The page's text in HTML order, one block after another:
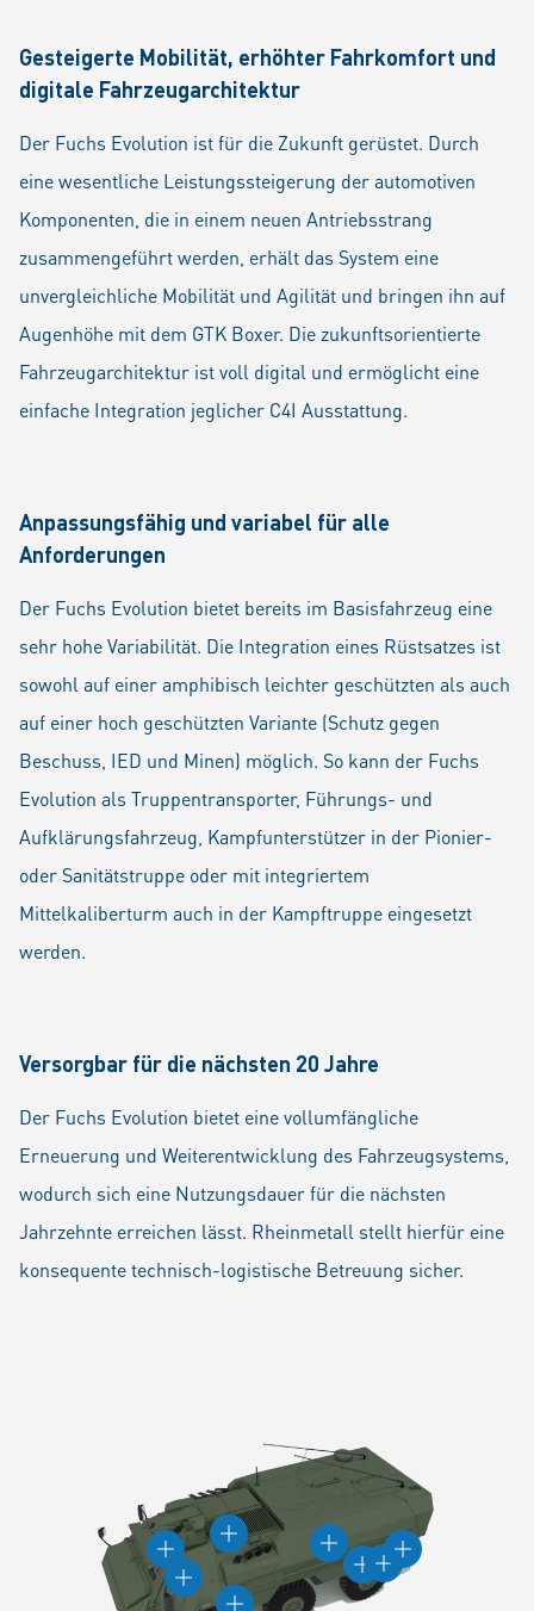
Gesteigerte Mobilität, erhöhter Fahrkomfort und
digitale Fahrzeugarchitektur
Der Fuchs Evolution ist für die Zukunft gerüstet. Durch
eine wesentliche Leistungssteigerung der automotiven
Komponenten, die in einem neuen Antriebsstrang
zusammengeführt werden, erhält das System eine
unvergleichliche Mobilität und Agilität und bringen ihn auf
Augenhöhe mit dem GTK Boxer. Die zukunftsorientierte
Fahrzeugarchitektur ist voll digital und ermöglicht eine
einfache Integration jeglicher C4I Ausstattung.
Anpassungsfähig und variabel für alle
Anforderungen
Der Fuchs Evolution bietet bereits im Basisfahrzeug eine
sehr hohe Variabilität. Die Integration eines Rüstsatzes ist
sowohl auf einer amphibisch leichter geschützten als auch
auf einer hoch geschützten Variante (Schutz gegen
Beschuss, IED und Minen) möglich. So kann der Fuchs
Evolution als Truppentransporter, Führungs- und
Aufklärungsfahrzeug, Kampfunterstützer in der Pionier-
oder Sanitätstruppe oder mit integriertem
Mittelkaliberturm auch in der Kampftruppe eingesetzt
werden.
Versorgbar für die nächsten 20 Jahre
Der Fuchs Evolution bietet eine vollumfängliche
Erneuerung und Weiterentwicklung des Fahrzeugsystems,
wodurch sich eine Nutzungsdauer für die nächsten
Jahrzehnte erreichen lässt. Rheinmetall stellt hierfür eine
konsequente technisch-logistische Betreuung sicher.